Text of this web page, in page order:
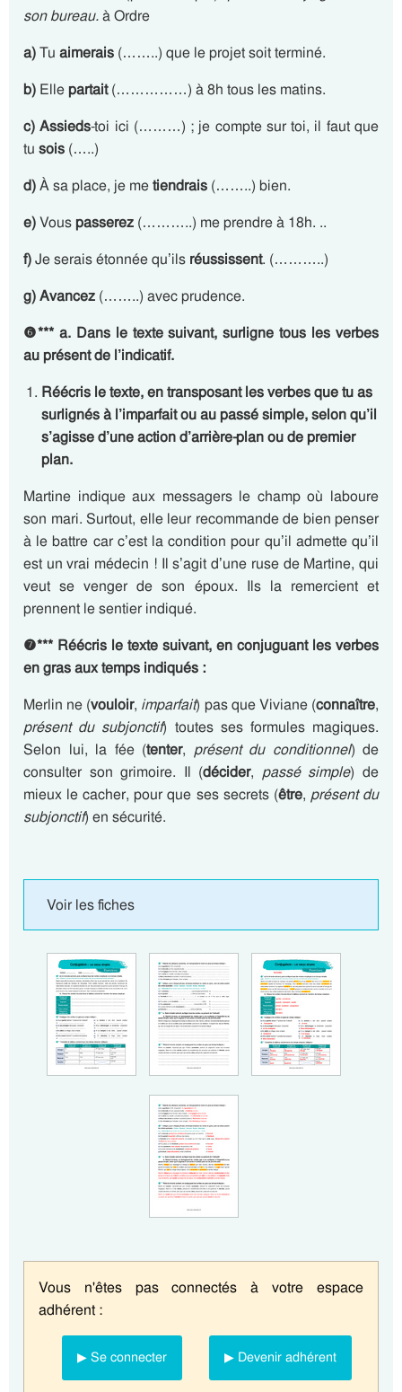
son bureau.à Ordre
a)Tu aimerais (……..) que le projet soit terminé.
b) Ellepartait(……………) à 8h tous les matins.
c) Assieds-toi ici (………) ; je compte sur toi, il faut que
tu sois (…..)
d)À sa place, je metiendrais (……..) bien.
e)Vouspasserez (………..) me prendre à 18h. ..
f)Je serais étonnée qu’ils réussissent. (………..)
g)Avancez (……..) avec prudence.
❻*** a. Dans le texte suivant, surligne tous les verbes
au présent de l’indicatif.
Réécris le texte, en transposant les verbes que tu as
surlignés à l’imparfait ou au passé simple, selon qu’il
s’agisse d’une action d’arrière-plan ou de premier
plan.
Martine indique aux messagers le champ où laboure
son mari. Surtout, elle leur recommande de bien penser
à le battre car c’est la condition pour qu’il admette qu’il
est un vrai médecin ! Il s’agit d’une ruse de Martine, qui
veut se venger de son époux. Ils la remercient et
prennent le sentier indiqué.
❼*** Réécris le texte suivant, en conjuguant les verbes
en gras aux temps indiqués :
Merlin ne (vouloir, imparfait) pas que Viviane (connaître,
présent du subjonctif) toutes ses formules magiques.
Selon lui, la fée (tenter, présent du conditionnel) de
consulter son grimoire. Il (décider, passé simple) de
mieux le cacher, pour que ses secrets (être, présent du
subjonctif) en sécurité.
Voir les fiches
Vous n'êtes pas connectés à votre espace
adhérent :
▶ Se connecter ▶ Devenir adhérent